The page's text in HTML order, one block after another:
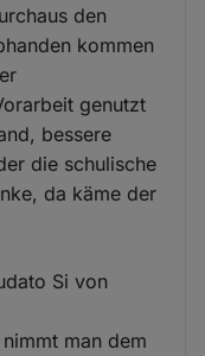
den
kommen
genutzt
bessere
die schulische
da käme der
Si von
man dem